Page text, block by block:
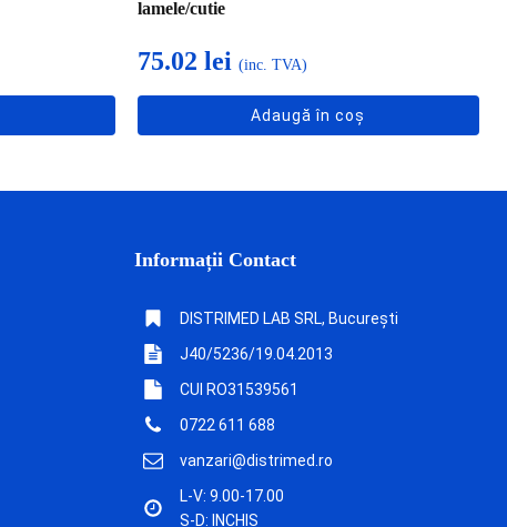
lamele/cutie
75.02 lei (inc. TVA)
Adaugă în coș
Informații Contact
DISTRIMED LAB SRL, București
J40/5236/19.04.2013
CUI RO31539561
0722 611 688
vanzari@distrimed.ro
L-V: 9.00-17.00
S-D: INCHIS